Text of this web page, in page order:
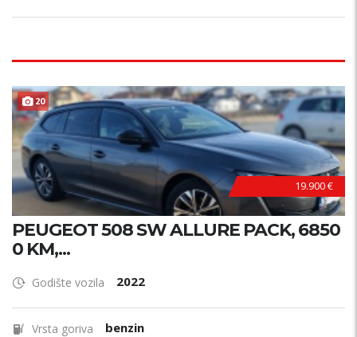
20
19.900 €
PEUGEOT 508 SW ALLURE PACK, 6850
0 KM,...
Godište vozila 2022
Vrsta goriva benzin